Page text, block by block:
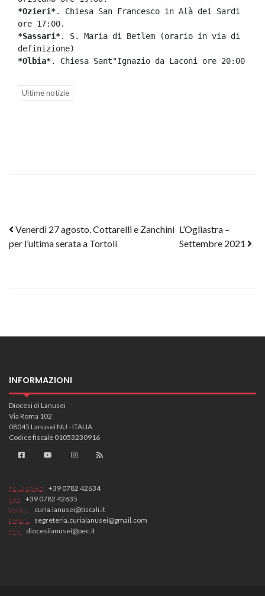
*Ozieri*. Chiesa San Francesco in Alà dei Sardi
*Sassari*. S. Maria di Betlem (orario in via di
*Olbia*
Ultime notizie
Post navigation
Venerdì 27 agosto. Cottarelli e Zanchini
per l’ultima serata a Tortolì
L’Ogliastra –
Settembre 2021
INFORMAZIONI
Diocesi di Lanusei
Via Roma 102
08045 Lanusei NU - ITALIA
Codice fiscale 01053230916
TELEFONO +39 0782 42634
FAX +39 0782 42635
EMAIL curia.lanusei@tiscali.it
EMAIL segreteria.curialanusei@gmail.com
PEC diocesilanusei@pec.it